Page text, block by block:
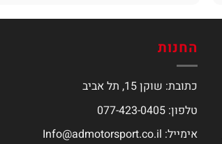
יש
סוגים.
ניתן
לבחור
את
האפשרויות
בעמוד
החנות
כתובת: שוקן 15, תל אביב
טלפון: 077-423-0405
אימייל: Info@admotorsport.co.il